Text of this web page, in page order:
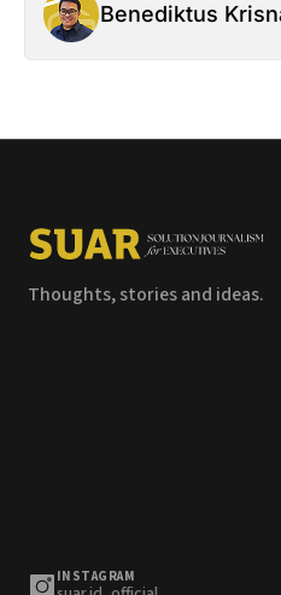
Benediktus
Thoughts, stories and ideas.
INSTAGRAM